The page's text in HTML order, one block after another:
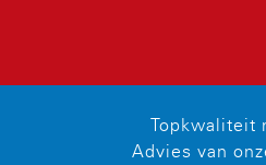
Topkwaliteit
Advies van